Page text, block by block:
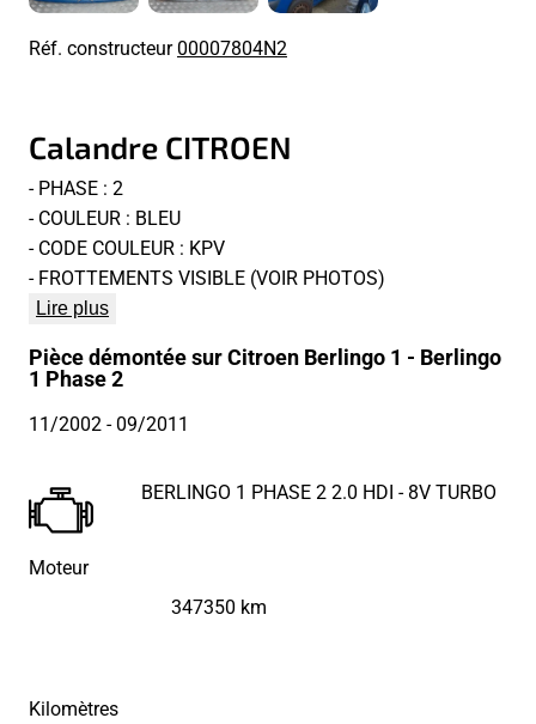
Réf. constructeur00007804N2
Calandre CITROEN
- PHASE : 2
- COULEUR : BLEU
- CODE COULEUR : KPV
- FROTTEMENTS VISIBLE (VOIR PHOTOS)
Lire plus
Pièce démontée sur Citroen Berlingo 1 - Berlingo
1 Phase 2
11/2002- 09/2011
Moteur
BERLINGO 1 PHASE 2 2.0 HDI - 8V TURBO
Kilomètres
347350 km